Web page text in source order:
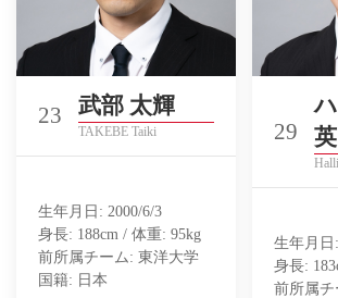
23 武部 太輝
TAKEBE Taiki
生年月日: 2000/6/3
身長: 188cm / 体重: 95kg
前所属チーム: 東洋大学
国籍: 日本
29
英
生年月日
身長:
前所属